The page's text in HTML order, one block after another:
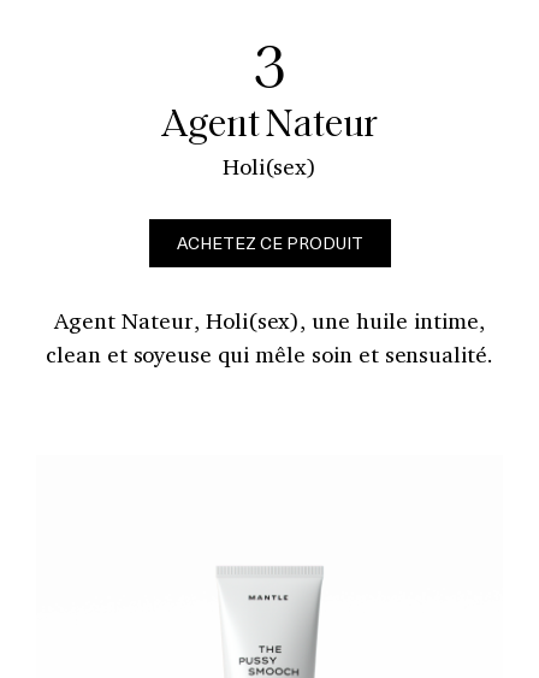
3
Agent Nateur
Holi(sex)
ACHETEZ CE PRODUIT
Agent Nateur, Holi(sex), une huile intime,
clean et soyeuse qui mêle soin et sensualité.